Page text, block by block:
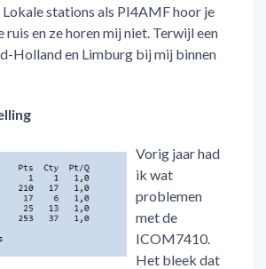
Lokale stations als PI4AMF hoor je
ruis en ze horen mij niet. Terwijl een
Holland en Limburg bij mij binnen
Vorig jaar had
ik wat
problemen
met de
ICOM7410.
Het bleek dat